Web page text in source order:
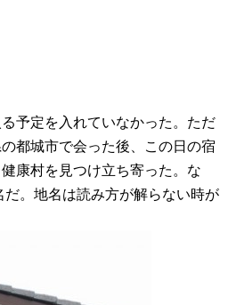
予定を入れていなかった。ただ
都城市で会った後、この日の宿
康村を見つけ立ち寄った。な
。地名は読み方が解らない時が